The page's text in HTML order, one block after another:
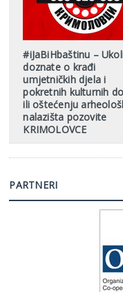
#iJaBiHbaštinu –
doznate o krađi
umjetničkih djela i
pokretnih kulturnih
ili oštećenju
nalazišta pozovite
KRIMOLOVCE
PARTNERI